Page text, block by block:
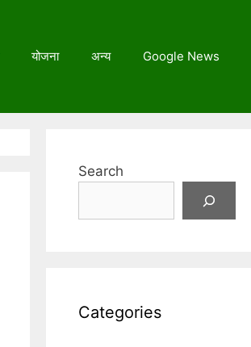
योजना अन्य Google News
Search
Categories